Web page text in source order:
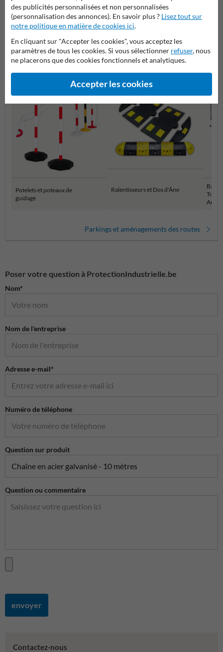
montage au sol -
60x1010mm
Plus de produits relatifs
Catégories dans cette groupe
Potelets et poteaux de
guidage
Ralentisseurs et Dos d'Âne
Parkings et aménagements des routes
Poser votre question à ProtectionIndustrielle.be
Nom*
Nom de l'entreprise
Adresse e-mail*
Numéro de téléphone
Question sur produit
Question ou commentaire
envoyer
Contactez-nous
des publicités personnalisées et non personnalisées
(personnalisation des annonces). En savoir plus ? Lisez tout sur
notre politique en matière de cookies ici.
En cliquant sur "Accepter les cookies", vous acceptez les
paramètres de tous les cookies. Si vous sélectionner refuser, nous
ne placerons que des cookies fonctionnels et analytiques.
Accepter les cookies